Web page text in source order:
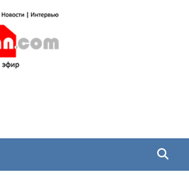
война
включая события в Новороссии, ДНР,